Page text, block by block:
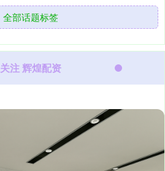
全部话题标签
关注 辉煌配资